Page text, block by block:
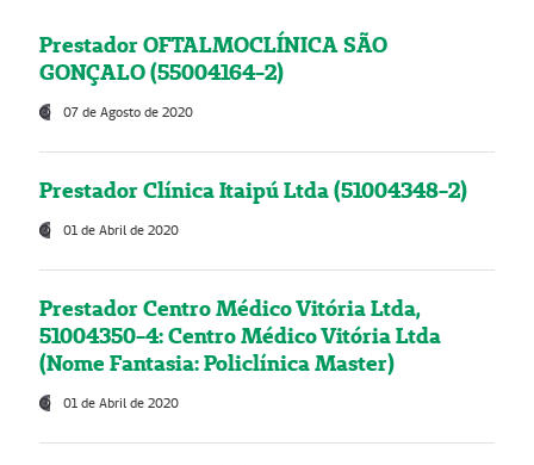
Prestador OFTALMOCLÍNICA SÃO
GONÇALO (55004164-2)
07 de Agosto de 2020
Prestador Clínica Itaipú Ltda (51004348-2)
01 de Abril de 2020
Prestador Centro Médico Vitória Ltda,
51004350-4: Centro Médico Vitória Ltda
(Nome Fantasia: Policlínica Master)
01 de Abril de 2020